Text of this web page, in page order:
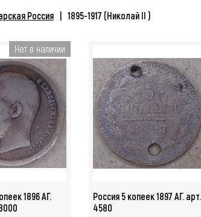
Россия 1895-1917 (Николай II )
Нет в наличии
1896 АГ.
Россия 5 копеек 1897 АГ. арт.
4580